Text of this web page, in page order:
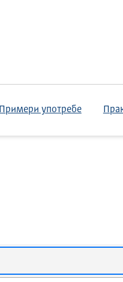
Примери употребе